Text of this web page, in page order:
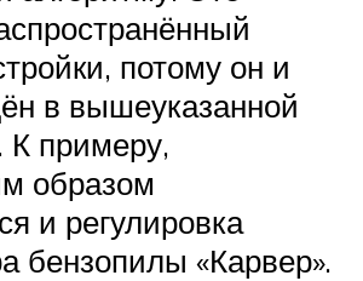
потому он и
в вышеуказанной
К примеру,
образом
и регулировка
бензопилы «Карвер».